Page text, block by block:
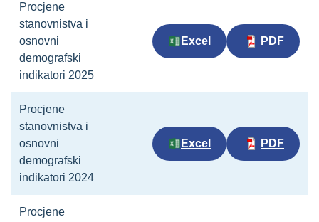
Procjene
stanovnistva i
osnovni
demografski
indikatori 2025
Excel PDF
Procjene
stanovnistva i
osnovni
demografski
indikatori 2024
Excel PDF
Procjene